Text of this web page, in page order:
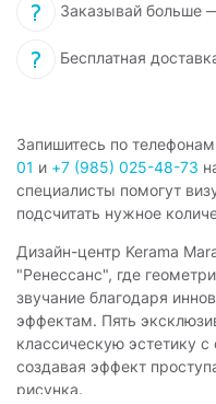
Заказывай больше
Бесплатная
Запишитесь по
01 и +7 (985) 025-48-73
специалисты помогут
подсчитать нужное
Дизайн-центр Kerama
"Ренессанс", где
звучание благодаря
эффектам. Пять
классическую эстетику
создавая эффект
рисунка.